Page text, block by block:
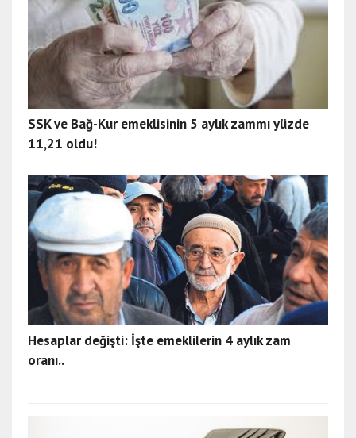
SSK ve Bağ-Kur emeklisinin 5 aylık zammı yüzde
11,21 oldu!
Hesaplar değişti: İşte emeklilerin 4 aylık zam
oranı..